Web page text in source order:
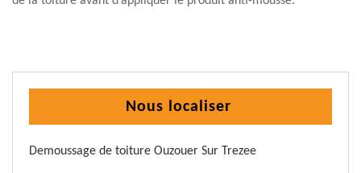
Nous localiser
Demoussage de toiture Ouzouer Sur Trezee